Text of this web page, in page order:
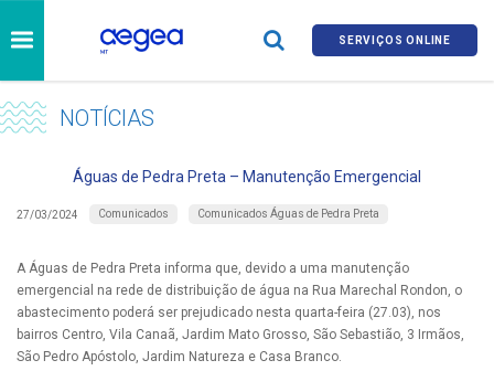
SERVIÇOS ONLINE
NOTÍCIAS
Águas de Pedra Preta – Manutenção Emergencial
27/03/2024 Comunicados Comunicados Águas de Pedra Preta
A Águas de Pedra Preta informa que, devido a uma manutenção
emergencial na rede de distribuição de água na Rua Marechal Rondon, o
abastecimento poderá ser prejudicado nesta quarta-feira (27.03), nos
bairros Centro, Vila Canaã, Jardim Mato Grosso, São Sebastião, 3 Irmãos,
São Pedro Apóstolo, Jardim Natureza e Casa Branco.